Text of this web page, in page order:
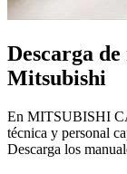
Descarga
Mitsubishi
En MITSUBISHI
técnica y personal
Descarga los